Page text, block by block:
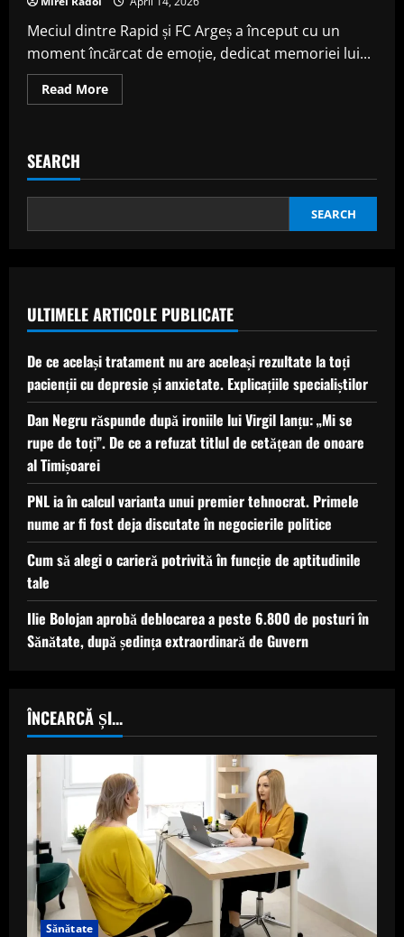
Meciul dintre Rapid și FC Argeș a început cu un
moment încărcat de emoție, dedicat memoriei lui...
Read MoreRead
more
strănepoții
Mircea
au
–
FC
SEARCH
SEARCH
ULTIMELE ARTICOLE PUBLICATE
De ce același tratament nu are aceleași rezultate la toți
pacienții cu depresie și anxietate. Explicațiile specialiștilor
Dan Negru răspunde după ironiile lui Virgil Ianțu: „Mi se
rupe de toți”. De ce a refuzat titlul de cetățean de onoare
al Timișoarei
PNL ia în calcul varianta unui premier tehnocrat. Primele
nume ar fi fost deja discutate în negocierile politice
Cum să alegi o carieră potrivită în funcție de aptitudinile
tale
Ilie Bolojan aprobă deblocarea a peste 6.800 de posturi în
Sănătate, după ședința extraordinară de Guvern
ÎNCEARCĂ ȘI...
Sănătate